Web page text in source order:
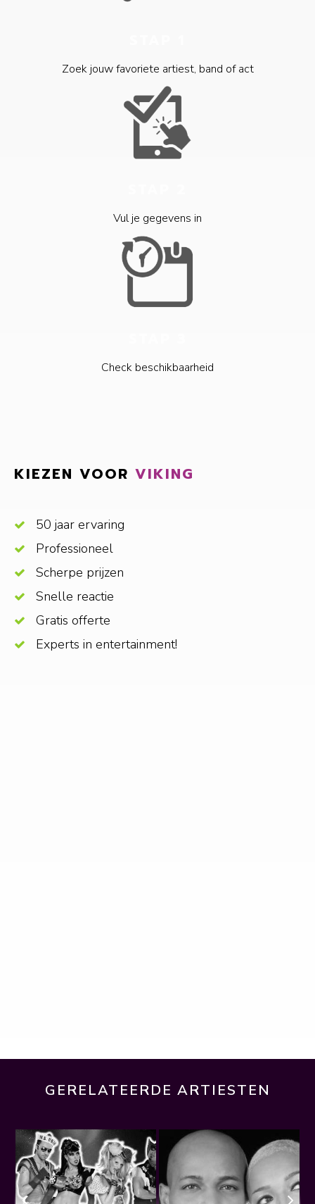
Zoek jouw favoriete artiest, band of act
Vul je gegevens in
Check beschikbaarheid
KIEZEN VOOR VIKING
50 jaar ervaring
Professioneel
Scherpe prijzen
Snelle reactie
Gratis offerte
Experts in entertainment!
GERELATEERDE ARTIESTEN